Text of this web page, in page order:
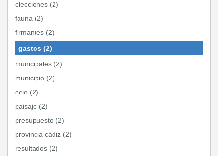
elecciones (2)
fauna (2)
firmantes (2)
gastos (2)
municipales (2)
municipio (2)
ocio (2)
paisaje (2)
presupuesto (2)
provincia cádiz (2)
resultados (2)